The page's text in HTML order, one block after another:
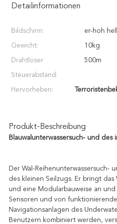
Detailinformationen
Bildschirm: er-hoh
Gewicht: 10kg
Drahtloser
Steuerabstand:
500m
Hervorheben:
Produkt-Beschreibung
Blauwalunterwassersuch- und
Der Wal-
des kleinen Seilzugs. Er bringt
und eine Modularbauweise an
Sensoren und von
Navigationsanlagen des
Benutzern kombiniert werden,